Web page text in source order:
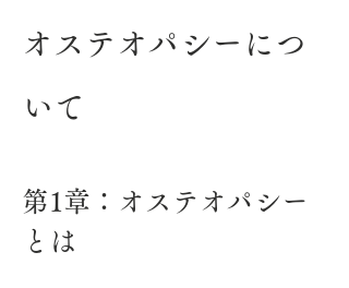
​オステオパシーにつ
いて
第1章：オステオパシー
とは